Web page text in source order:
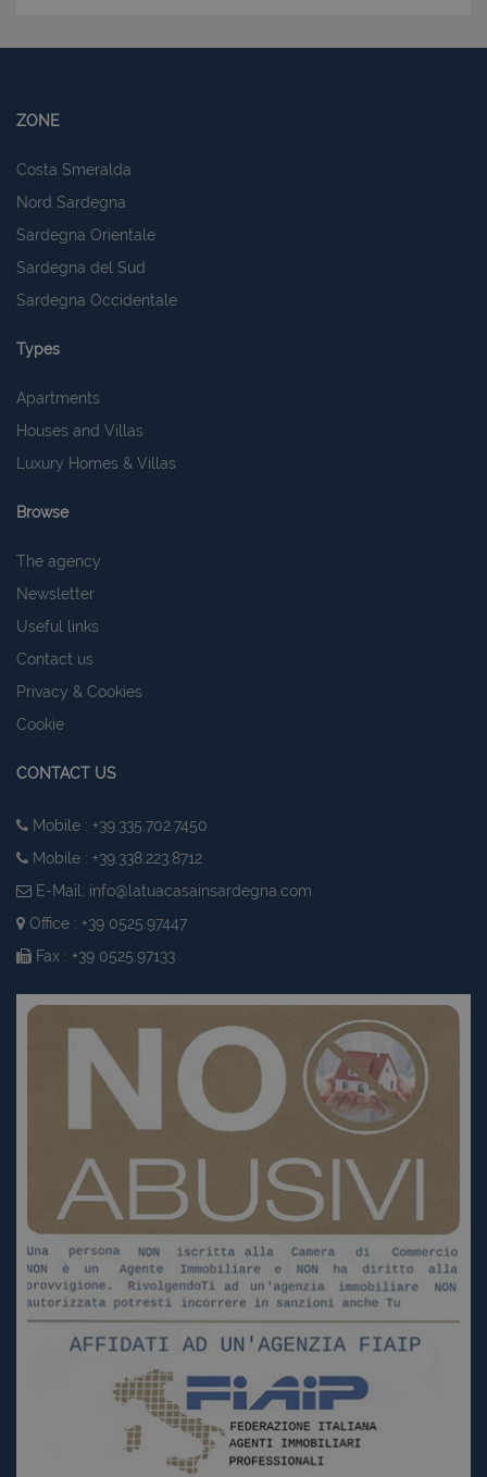
ZONE
Costa Smeralda
Nord Sardegna
Sardegna Orientale
Sardegna del Sud
Sardegna Occidentale
Types
Apartments
Houses and Villas
Luxury Homes & Villas
Browse
The agency
Newsletter
Useful links
Contact us
Privacy & Cookies
Cookie
CONTACT US
Mobile : +39.335.702.7450
Mobile : +39.338.223.8712
E-Mail: info@latuacasainsardegna.com
Office : +39 0525.97447
Fax : +39 0525.97133